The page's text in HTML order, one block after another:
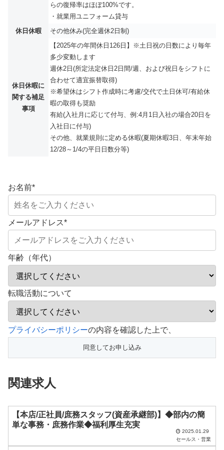
らの復帰率はほぼ100%です。
・就業用ユニフォーム貸与
休日休暇
その他休み(完全週休2日制)
休日休暇に
関する補足
事項
【2025年の年間休日126日】※土日祝の日数により毎年
多少変動します
週休2日(所定法定休日2日間/週、および祝日をシフトに
合わせて適宜振替取得)
※希望休はシフト作成時に考慮/交代で土日休可/有給休
暇の取得も奨励
有給(入社月に応じて付与、例:4月1日入社の場合20日を
入社日に付与)
その他、就業規則に定める休暇(夏期休暇3日、年末年始
12/28～1/4の平日日数分等)
お名前*
メールアドレス*
年齢（年代）
転職活動について
こ
フ
ー
は
プライバシーポリシーの内容を確認した上で、
関連求人
【本店/正社員/庶務スタッフ(資産承継部)】◆部内の簡
単な事務・庶務作業◆福利厚生充実
2025.01.29
セールス・営業